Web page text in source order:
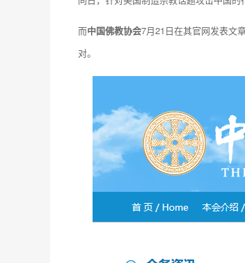
而中国佛教协会7月21日在其官网发表文
对。